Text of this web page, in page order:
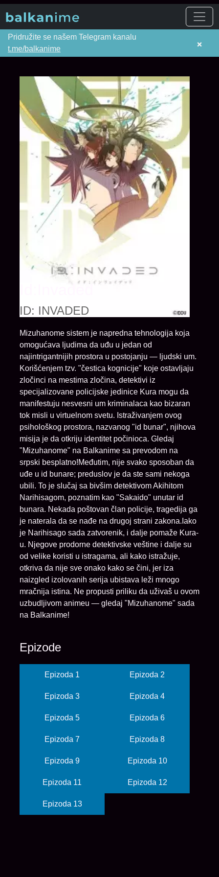
Pridružite se našem Telegram kanalu
t.me/balkanime
×
Id:Invaded
ID: INVADED
Mizuhanome sistem je napredna tehnologija koja
omogućava ljudima da uđu u jedan od
najintrigantnijih prostora u postojanju — ljudski um.
Korišćenjem tzv. "čestica kognicije" koje ostavljaju
zločinci na mestima zločina, detektivi iz
specijalizovane policijske jedinice Kura mogu da
manifestuju nesvesni um kriminalaca kao bizaran
tok misli u virtuelnom svetu. Istraživanjem ovog
psihološkog prostora, nazvanog "id bunar", njihova
misija je da otkriju identitet počinioca. Gledaj
"Mizuhanome" na Balkanime sa prevodom na
srpski besplatno!Međutim, nije svako sposoban da
uđe u id bunare; preduslov je da ste sami nekoga
ubili. To je slučaj sa bivšim detektivom Akihitom
Narihisagom, poznatim kao "Sakaido" unutar id
bunara. Nekada poštovan član policije, tragedija ga
je naterala da se nađe na drugoj strani zakona.Iako
je Narihisago sada zatvorenik, i dalje pomaže Kura-
u. Njegove prodorne detektivske veštine i dalje su
od velike koristi u istragama, ali kako istražuje,
otkriva da nije sve onako kako se čini, jer iza
naizgled izolovanih serija ubistava leži mnogo
mračnija istina. Ne propusti priliku da uživaš u ovom
uzbudljivom animeu — gledaj "Mizuhanome" sada
na Balkanime!
Epizode
Epizoda 1 Epizoda 2
Epizoda 3 Epizoda 4
Epizoda 5 Epizoda 6
Epizoda 7 Epizoda 8
Epizoda 9 Epizoda 10
Epizoda 11 Epizoda 12
Epizoda 13